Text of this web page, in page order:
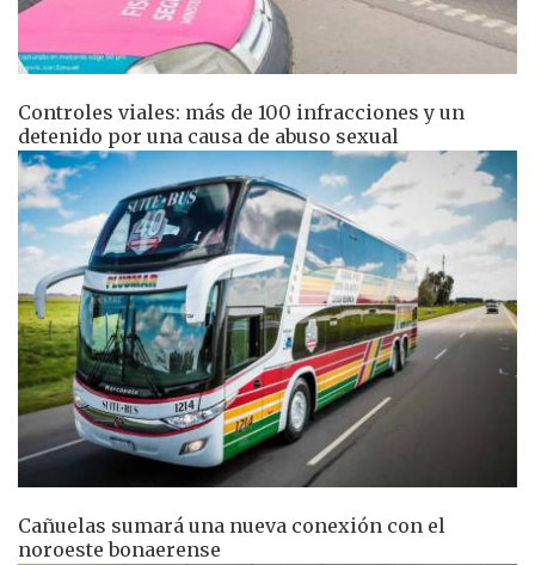
Controles viales: más de 100 infracciones y un
detenido por una causa de abuso sexual
Cañuelas sumará una nueva conexión con el
noroeste bonaerense